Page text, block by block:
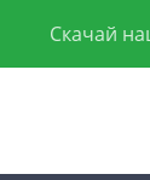
Скачай